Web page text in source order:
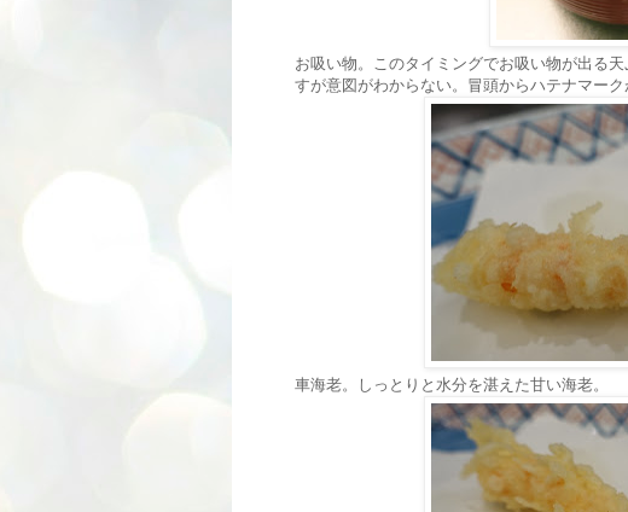
お吸い物。このタイミングでお吸い物が出る
すが意図がわからない。冒頭からハテナマーク
車海老。しっとりと水分を湛えた甘い海老。